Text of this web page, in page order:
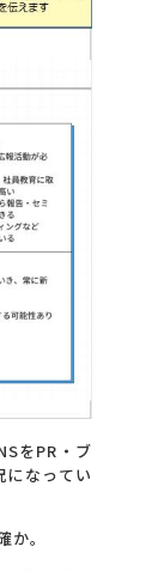
をPR・ブ
なってい
。